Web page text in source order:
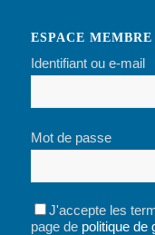
ESPACE MEMBRE
Identifiant ou e-mail
Mot de passe
J'accepte les
page de politique de